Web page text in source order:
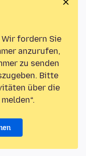
Wir fordern Sie
anzurufen,
zu senden
Bitte
über die